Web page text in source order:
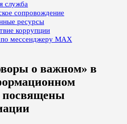
служба
сопровождение
ресурсы
коррупции
мессенджеру MAX
о важном» в
посвящены